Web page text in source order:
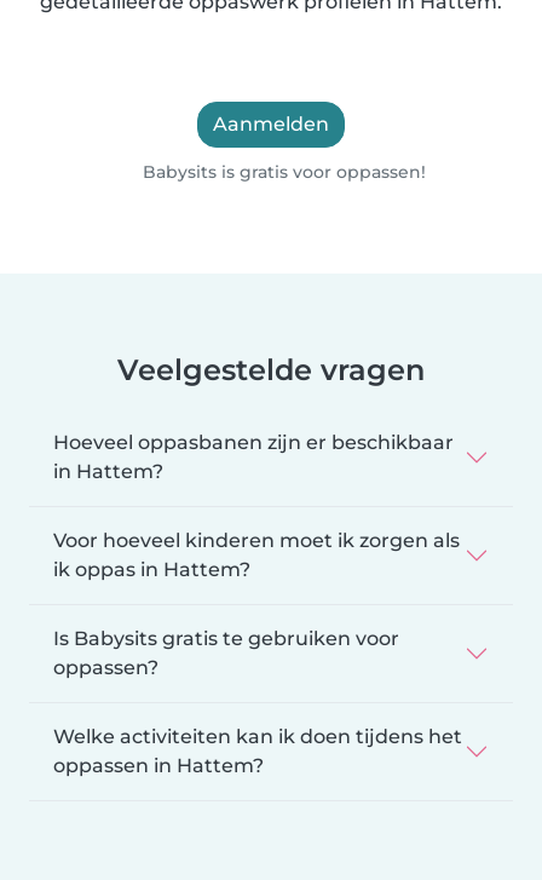
Aanmelden
Babysits is gratis voor oppassen!
Veelgestelde vragen
Hoeveel oppasbanen zijn er beschikbaar
in Hattem?
Voor hoeveel kinderen moet ik zorgen als
ik oppas in Hattem?
Is Babysits gratis te gebruiken voor
oppassen?
Welke activiteiten kan ik doen tijdens het
oppassen in Hattem?